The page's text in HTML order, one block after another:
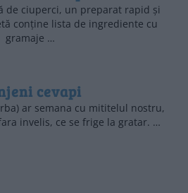
de ciuperci, un preparat rapid și
conține lista de ingrediente cu
gramaje …
cevapi
ar semana cu mititelul nostru,
invelis, ce se frige la gratar. …